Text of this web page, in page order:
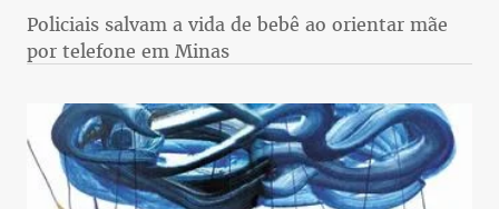
Policiais salvam a vida de bebê ao orientar mãe
por telefone em Minas